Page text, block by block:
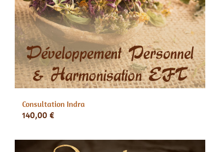
Consultation Indra
140,00 €